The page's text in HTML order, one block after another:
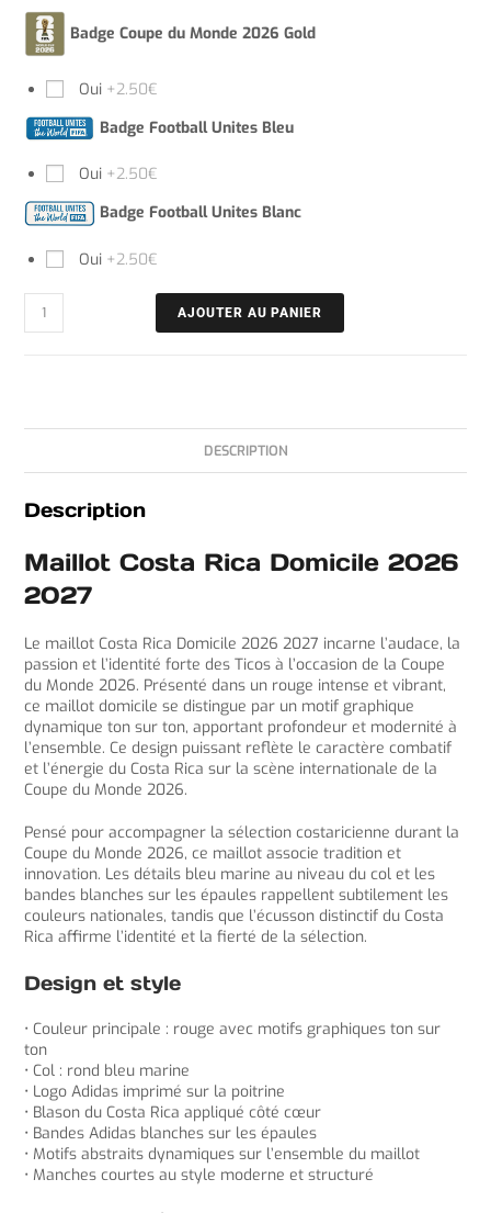
Badge Coupe du Monde 2026 Gold
Oui +2.50€
Badge Football Unites Bleu
Oui +2.50€
Badge Football Unites Blanc
Oui +2.50€
AJOUTER AU PANIER
DESCRIPTION
Description
Maillot Costa Rica Domicile 2026
2027
Le maillot Costa Rica Domicile 2026 2027 incarne l’audace, la
passion et l’identité forte des Ticos à l’occasion de la Coupe
du Monde 2026. Présenté dans un rouge intense et vibrant,
ce maillot domicile se distingue par un motif graphique
dynamique ton sur ton, apportant profondeur et modernité à
l’ensemble. Ce design puissant reflète le caractère combatif
et l’énergie du Costa Rica sur la scène internationale de la
Coupe du Monde 2026.
Pensé pour accompagner la sélection costaricienne durant la
Coupe du Monde 2026, ce maillot associe tradition et
innovation. Les détails bleu marine au niveau du col et les
bandes blanches sur les épaules rappellent subtilement les
couleurs nationales, tandis que l’écusson distinctif du Costa
Rica affirme l’identité et la fierté de la sélection.
Design et style
• Couleur principale : rouge avec motifs graphiques ton sur
ton
• Col : rond bleu marine
• Logo Adidas imprimé sur la poitrine
• Blason du Costa Rica appliqué côté cœur
• Bandes Adidas blanches sur les épaules
• Motifs abstraits dynamiques sur l’ensemble du maillot
• Manches courtes au style moderne et structuré